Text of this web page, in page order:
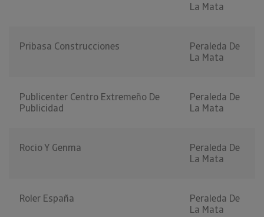
La Mata
Pribasa Construcciones
Peraleda De
La Mata
Publicenter Centro Extremeño De
Publicidad
Peraleda De
La Mata
Rocio Y Genma
Peraleda De
La Mata
Roler España
Peraleda De
La Mata